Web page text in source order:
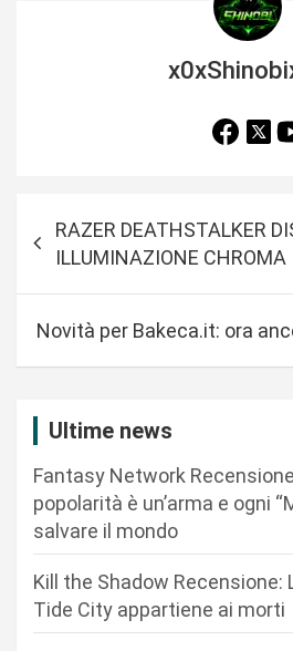
RAZER DEATHSTALKER
ILLUMINAZIONE CHROMA
Novità per Bakeca.it: ora
Ultime news
Fantasy Network
popolarità è un’arma e ogni
salvare il mondo
Kill the Shadow Recensione:
Tide City appartiene ai morti